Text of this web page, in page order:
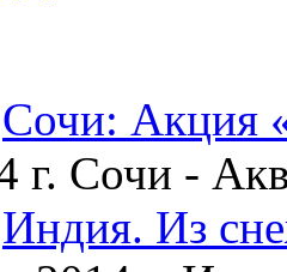
Сочи: Акция
г. Сочи -
Индия. Из